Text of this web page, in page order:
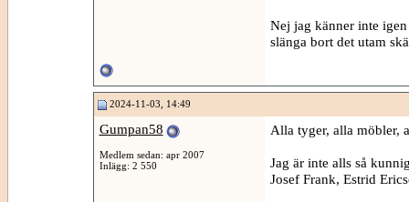
Nej jag känner inte
slänga bort det utam
2024-11-03, 14:49
Gumpan58
Medlem sedan: apr 2007
Inlägg: 2 550
Alla tyger, alla möbler,
Jag är inte alls så
Josef Frank, Estrid